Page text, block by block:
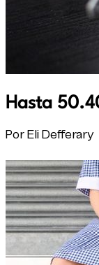
Hasta
Por Eli Defferary